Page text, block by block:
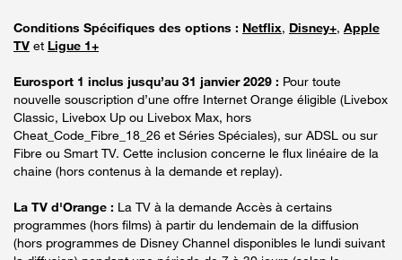
Conditions Spécifiques des options : Netflix, Disney+, Apple
TV et Ligue 1+
Eurosport 1 inclus jusqu’au 31 janvier 2029 : Pour toute
nouvelle souscription d’une offre Internet Orange éligible (Livebox
Classic, Livebox Up ou Livebox Max, hors
Cheat_Code_Fibre_18_26 et Séries Spéciales), sur ADSL ou sur
Fibre ou Smart TV. Cette inclusion concerne le flux linéaire de la
chaine (hors contenus à la demande et replay).
La TV d'Orange : La TV à la demande Accès à certains
programmes (hors films) à partir du lendemain de la diffusion
(hors programmes de Disney Channel disponibles le lundi suivant